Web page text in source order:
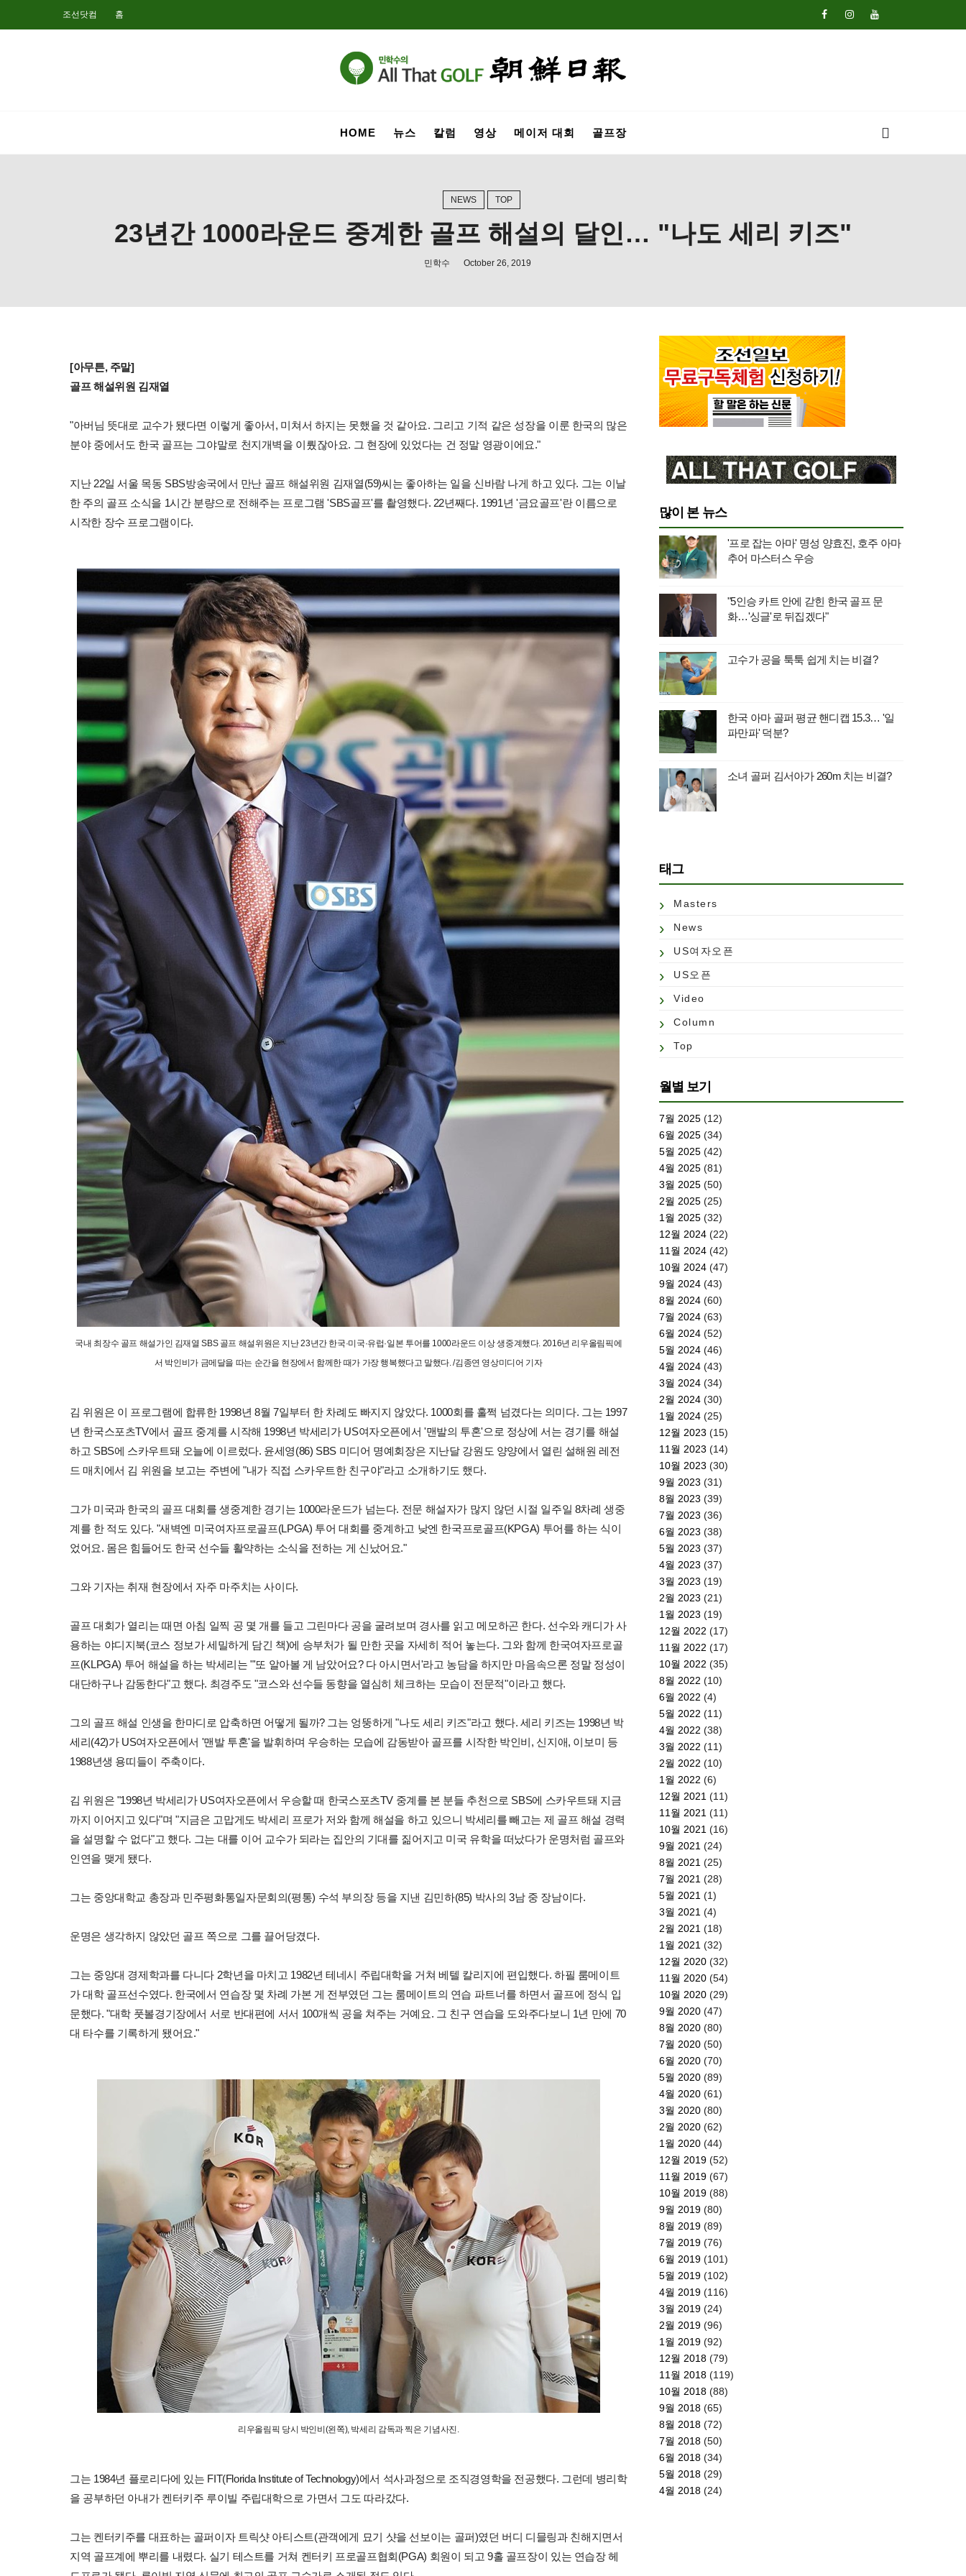
조선닷컴 홈
HOME 뉴스 칼럼 영상 메이저 대회 골프장
NEWS TOP
23년간 1000라운드 중계한 골프 해설의 달인… "나도 세리 키즈"
민학수 October 26, 2019
[아무튼, 주말]
골프 해설위원 김재열
"아버님 뜻대로 교수가 됐다면 이렇게 좋아서, 미쳐서 하지는 못했을 것 같아요. 그리고 기적 같은 성장을 이룬 한국의 많은
분야 중에서도 한국 골프는 그야말로 천지개벽을 이뤘잖아요. 그 현장에 있었다는 건 정말 영광이에요."
지난 22일 서울 목동 SBS방송국에서 만난 골프 해설위원 김재열(59)씨는 좋아하는 일을 신바람 나게 하고 있다. 그는 이날
한 주의 골프 소식을 1시간 분량으로 전해주는 프로그램 'SBS골프'를 촬영했다. 22년째다. 1991년 '금요골프'란 이름으로
시작한 장수 프로그램이다.
국내 최장수 골프 해설가인 김재열 SBS 골프 해설위원은 지난 23년간 한국·미국·유럽·일본 투어를 1000라운드 이상 생중계했다. 2016년 리우올림픽에
서 박인비가 금메달을 따는 순간을 현장에서 함께한 때가 가장 행복했다고 말했다. /김종연 영상미디어 기자
김 위원은 이 프로그램에 합류한 1998년 8월 7일부터 한 차례도 빠지지 않았다. 1000회를 훌쩍 넘겼다는 의미다. 그는 1997
년 한국스포츠TV에서 골프 중계를 시작해 1998년 박세리가 US여자오픈에서 '맨발의 투혼'으로 정상에 서는 경기를 해설
하고 SBS에 스카우트돼 오늘에 이르렀다. 윤세영(86) SBS 미디어 명예회장은 지난달 강원도 양양에서 열린 설해원 레전
드 매치에서 김 위원을 보고는 주변에 "내가 직접 스카우트한 친구야"라고 소개하기도 했다.
그가 미국과 한국의 골프 대회를 생중계한 경기는 1000라운드가 넘는다. 전문 해설자가 많지 않던 시절 일주일 8차례 생중
계를 한 적도 있다. "새벽엔 미국여자프로골프(LPGA) 투어 대회를 중계하고 낮엔 한국프로골프(KPGA) 투어를 하는 식이
었어요. 몸은 힘들어도 한국 선수들 활약하는 소식을 전하는 게 신났어요."
그와 기자는 취재 현장에서 자주 마주치는 사이다.
골프 대회가 열리는 때면 아침 일찍 공 몇 개를 들고 그린마다 공을 굴려보며 경사를 읽고 메모하곤 한다. 선수와 캐디가 사
용하는 야디지북(코스 정보가 세밀하게 담긴 책)에 승부처가 될 만한 곳을 자세히 적어 놓는다. 그와 함께 한국여자프로골
프(KLPGA) 투어 해설을 하는 박세리는 "'또 알아볼 게 남았어요? 다 아시면서'라고 농담을 하지만 마음속으론 정말 정성이
대단하구나 감동한다"고 했다. 최경주도 "코스와 선수들 동향을 열심히 체크하는 모습이 전문적"이라고 했다.
그의 골프 해설 인생을 한마디로 압축하면 어떻게 될까? 그는 엉뚱하게 "나도 세리 키즈"라고 했다. 세리 키즈는 1998년 박
세리(42)가 US여자오픈에서 '맨발 투혼'을 발휘하며 우승하는 모습에 감동받아 골프를 시작한 박인비, 신지애, 이보미 등
1988년생 용띠들이 주축이다.
김 위원은 "1998년 박세리가 US여자오픈에서 우승할 때 한국스포츠TV 중계를 본 분들 추천으로 SBS에 스카우트돼 지금
까지 이어지고 있다"며 "지금은 고맙게도 박세리 프로가 저와 함께 해설을 하고 있으니 박세리를 빼고는 제 골프 해설 경력
을 설명할 수 없다"고 했다. 그는 대를 이어 교수가 되라는 집안의 기대를 짊어지고 미국 유학을 떠났다가 운명처럼 골프와
인연을 맺게 됐다.
그는 중앙대학교 총장과 민주평화통일자문회의(평통) 수석 부의장 등을 지낸 김민하(85) 박사의 3남 중 장남이다.
운명은 생각하지 않았던 골프 쪽으로 그를 끌어당겼다.
그는 중앙대 경제학과를 다니다 2학년을 마치고 1982년 테네시 주립대학을 거쳐 베텔 칼리지에 편입했다. 하필 룸메이트
가 대학 골프선수였다. 한국에서 연습장 몇 차례 가본 게 전부였던 그는 룸메이트의 연습 파트너를 하면서 골프에 정식 입
문했다. "대학 풋볼경기장에서 서로 반대편에 서서 100개씩 공을 쳐주는 거예요. 그 친구 연습을 도와주다보니 1년 만에 70
대 타수를 기록하게 됐어요."
리우올림픽 당시 박인비(왼쪽), 박세리 감독과 찍은 기념사진.
그는 1984년 플로리다에 있는 FIT(Florida Institute of Technology)에서 석사과정으로 조직경영학을 전공했다. 그런데 병리학
을 공부하던 아내가 켄터키주 루이빌 주립대학으로 가면서 그도 따라갔다.
그는 켄터키주를 대표하는 골퍼이자 트릭샷 아티스트(관객에게 묘기 샷을 선보이는 골퍼)였던 버디 디믈링과 친해지면서
지역 골프계에 뿌리를 내렸다. 실기 테스트를 거쳐 켄터키 프로골프협회(PGA) 회원이 되고 9홀 골프장이 있는 연습장 헤
많이 본 뉴스
'프로 잡는 아마' 명성 양효진, 호주 아마
추어 마스터스 우승
"5인승 카트 안에 갇힌 한국 골프 문
화…'싱글'로 뒤집겠다"
고수가 공을 툭툭 쉽게 치는 비결?
한국 아마 골퍼 평균 핸디캡 15.3… '일
파만파' 덕분?
소녀 골퍼 김서아가 260m 치는 비결?
태그
Masters
News
US여자오픈
US오픈
Video
Column
Top
월별 보기
7월 2025 (12)
6월 2025 (34)
5월 2025 (42)
4월 2025 (81)
3월 2025 (50)
2월 2025 (25)
1월 2025 (32)
12월 2024 (22)
11월 2024 (42)
10월 2024 (47)
9월 2024 (43)
8월 2024 (60)
7월 2024 (63)
6월 2024 (52)
5월 2024 (46)
4월 2024 (43)
3월 2024 (34)
2월 2024 (30)
1월 2024 (25)
12월 2023 (15)
11월 2023 (14)
10월 2023 (30)
9월 2023 (31)
8월 2023 (39)
7월 2023 (36)
6월 2023 (38)
5월 2023 (37)
4월 2023 (37)
3월 2023 (19)
2월 2023 (21)
1월 2023 (19)
12월 2022 (17)
11월 2022 (17)
10월 2022 (35)
8월 2022 (10)
6월 2022 (4)
5월 2022 (11)
4월 2022 (38)
3월 2022 (11)
2월 2022 (10)
1월 2022 (6)
12월 2021 (11)
11월 2021 (11)
10월 2021 (16)
9월 2021 (24)
8월 2021 (25)
7월 2021 (28)
5월 2021 (1)
3월 2021 (4)
2월 2021 (18)
1월 2021 (32)
12월 2020 (32)
11월 2020 (54)
10월 2020 (29)
9월 2020 (47)
8월 2020 (80)
7월 2020 (50)
6월 2020 (70)
5월 2020 (89)
4월 2020 (61)
3월 2020 (80)
2월 2020 (62)
1월 2020 (44)
12월 2019 (52)
11월 2019 (67)
10월 2019 (88)
9월 2019 (80)
8월 2019 (89)
7월 2019 (76)
6월 2019 (101)
5월 2019 (102)
4월 2019 (116)
3월 2019 (24)
2월 2019 (96)
1월 2019 (92)
12월 2018 (79)
11월 2018 (119)
10월 2018 (88)
9월 2018 (65)
8월 2018 (72)
7월 2018 (50)
6월 2018 (34)
5월 2018 (29)
4월 2018 (24)